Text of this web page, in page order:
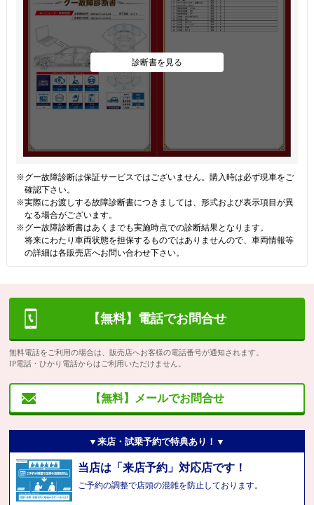
診断書を見る
※グー故障診断は保証サービスではございません。購入時は必ず現車をご
確認下さい。
※実際にお渡しする故障診断書につきましては、形式および表示項目が異
なる場合がございます。
※グー故障診断書はあくまでも実施時点での診断結果となります。
将来にわたり車両状態を担保するものではありませんので、車両情報等
の詳細は各販売店へお問い合わせ下さい。
【無料】電話でお問合せ
無料電話をご利用の場合は、販売店へお客様の電話番号が通知されます。
IP電話・ひかり電話からはご利用いただけません。
【無料】メールでお問合せ
▼来店・試乗予約で特典あり！▼
当店は「来店予約」対応店です！
ご予約の調整で店頭の混雑を防止しております。